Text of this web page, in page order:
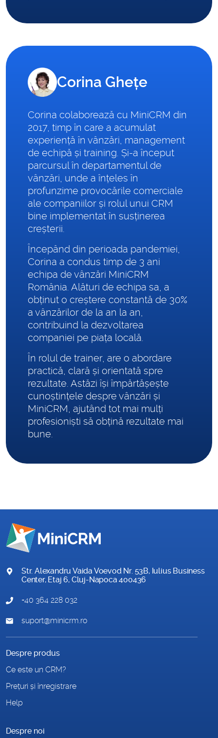
Corina Ghețe
Corina colaborează cu MiniCRM din
2017, timp în care a acumulat
experiență în vânzări, management
de echipă și training. Și-a început
parcursul în departamentul de
vânzări, unde a înțeles în
profunzime provocările comerciale
ale companiilor și rolul unui CRM
bine implementat în susținerea
creșterii.
Începând din perioada pandemiei,
Corina a condus timp de 3 ani
echipa de vânzări MiniCRM
România. Alături de echipa sa, a
obținut o creștere constantă de 30%
a vânzărilor de la an la an,
contribuind la dezvoltarea
companiei pe piața locală.
În rolul de trainer, are o abordare
practică, clară și orientată spre
rezultate. Astăzi își împărtășește
cunoștințele despre vânzări și
MiniCRM, ajutând tot mai mulți
profesioniști să obțină rezultate mai
bune.
Str. Alexandru Vaida Voevod Nr. 53B, Iulius Business
Center, Etaj 6, Cluj-Napoca 400436
+40 364 228 032
suport@minicrm.ro
Despre produs
Ce este un CRM?
Prețuri și înregistrare
Help
Despre noi